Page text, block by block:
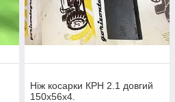
Ніж косарки КРН 2.1 довгий
150х56х4.